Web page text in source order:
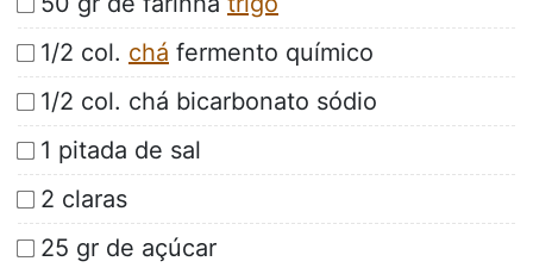
1/2 col. chá fermento químico
1/2 col. chá bicarbonato sódio
1 pitada de sal
2 claras
25 gr de açúcar